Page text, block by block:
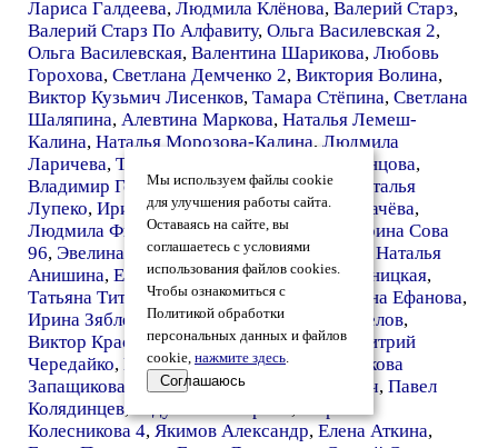
Лариса Галдеева, Людмила Клёнова, Валерий Старз,
Валерий Старз По Алфавиту, Ольга Василевская 2,
Ольга Василевская, Валентина Шарикова, Любовь
Горохова, Светлана Демченко 2, Виктория Волина,
Виктор Кузьмич Лисенков, Тамара Стёпина, Светлана
Шаляпина, Алевтина Маркова, Наталья Лемеш-
Калина, Наталья Морозова-Калина, Людмила
Ларичева, Татьяна Нистюк Татьяна Воронцова,
Владимир Гончаров,Ирина Титаренко
Наталья
Лупеко, Ирина Бобкова 2,Елизавета Толмачёва,
Людмила Филатова Владимировна
Екатерина Сова
96, Эвелина Ахматова,Татьяна Конычева
Наталья
Анишина, Елена Каморина,Ирина Когольницкая,
Татьяна Титушкина,Павел Марков 4 Ирина Ефанова,
Ирина Зяблева,Елена Лесных,Валерий Белов,
Виктор Красавин,Виктор Красавин 2,Дмитрий
Чередайко, Наталья Сафонова,Нина Казакова
Запащикова
Богданов Михаил Алексеевич, Павел
Колядинцев
Колесникова 4, Якимов Александр, Елена Аткина,
Мы используем файлы cookie
для улучшения работы сайта.
Оставаясь на сайте, вы
соглашаетесь с условиями
использования файлов cookies.
Чтобы ознакомиться с
Политикой обработки
персональных данных и файлов
cookie, нажмите здесь.
Соглашаюсь